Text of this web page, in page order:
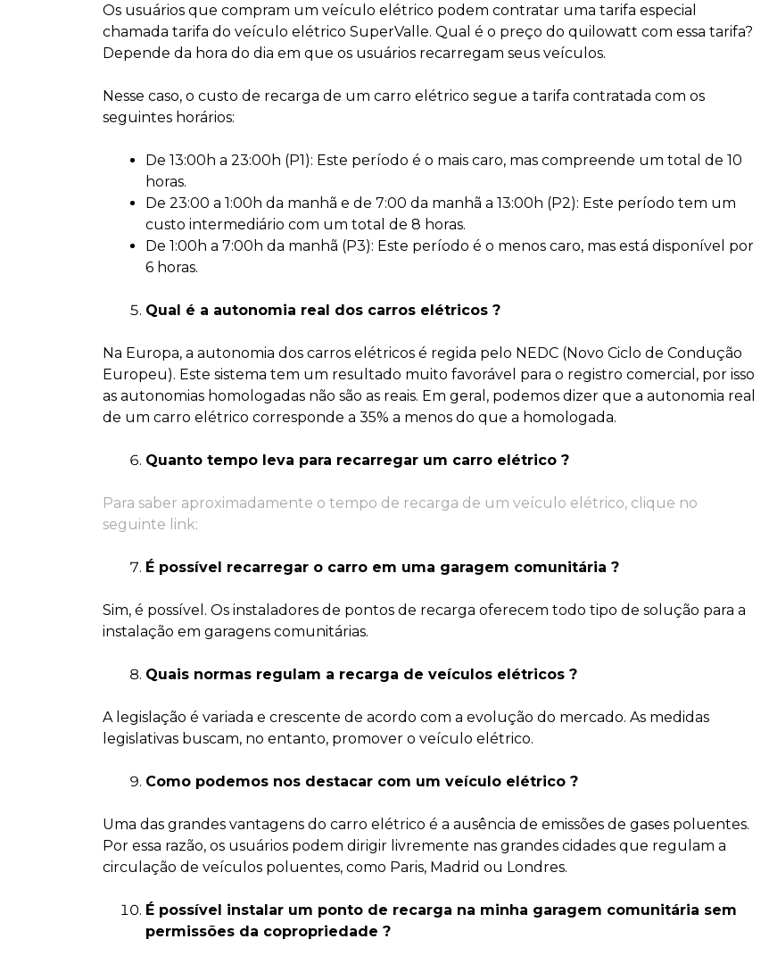
Os usuários que compram um veículo elétrico podem contratar uma tarifa especial
chamada tarifa do veículo elétrico SuperValle. Qual é o preço do quilowatt com essa tarifa?
Depende da hora do dia em que os usuários recarregam seus veículos.
Nesse caso, o custo de recarga de um carro elétrico segue a tarifa contratada com os
seguintes horários:
De 13:00h a 23:00h (P1): Este período é o mais caro, mas compreende um total de 10
horas.
De 23:00 a 1:00h da manhã e de 7:00 da manhã a 13:00h (P2): Este período tem um
custo intermediário com um total de 8 horas.
De 1:00h a 7:00h da manhã (P3): Este período é o menos caro, mas está disponível por
6 horas.
Qual é a autonomia real dos carros elétricos ?
Na Europa, a autonomia dos carros elétricos é regida pelo NEDC (Novo Ciclo de Condução
Europeu). Este sistema tem um resultado muito favorável para o registro comercial, por isso
as autonomias homologadas não são as reais. Em geral, podemos dizer que a autonomia real
de um carro elétrico corresponde a 35% a menos do que a homologada.
Quanto tempo leva para recarregar um carro elétrico ?
Para saber aproximadamente o tempo de recarga de um veículo elétrico, clique no
seguinte link:
É possível recarregar o carro em uma garagem comunitária ?
Sim, é possível. Os instaladores de pontos de recarga oferecem todo tipo de solução para a
instalação em garagens comunitárias.
Quais normas regulam a recarga de veículos elétricos ?
A legislação é variada e crescente de acordo com a evolução do mercado. As medidas
legislativas buscam, no entanto, promover o veículo elétrico.
Como podemos nos destacar com um veículo elétrico ?
Uma das grandes vantagens do carro elétrico é a ausência de emissões de gases poluentes.
Por essa razão, os usuários podem dirigir livremente nas grandes cidades que regulam a
circulação de veículos poluentes, como Paris, Madrid ou Londres.
É possível instalar um ponto de recarga na minha garagem comunitária sem
permissões da copropriedade ?